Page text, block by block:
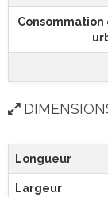
Consommation
Longueur
Largeur